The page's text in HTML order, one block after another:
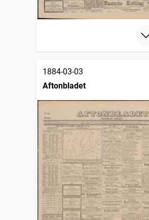
1884-03-03
Aftonbladet